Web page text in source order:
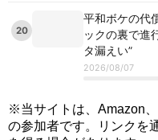
20
平和ボケの代
ックの裏で進
タ漏えい”
2026/08/07
※当サイトは、Amazon
の参加者です。リンクを